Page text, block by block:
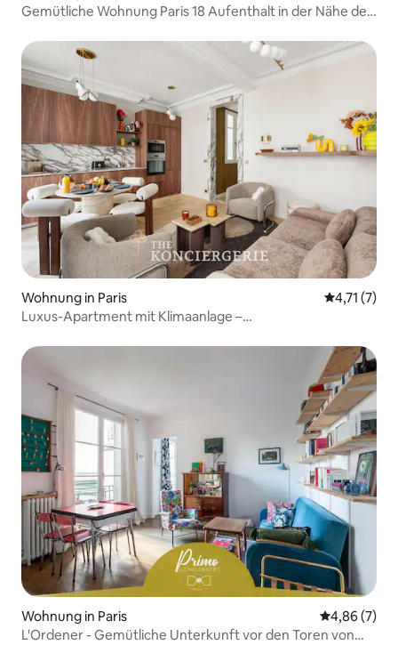
Gemütliche Wohnung Paris 18 Aufenthalt in der Nähe der
Wohnung in Paris
4,71 (7)
Luxus-Apartment mit Klimaanlage –
Wohnung in Paris
4,86 (7)
L'Ordener - Gemütliche Unterkunft vor den Toren von